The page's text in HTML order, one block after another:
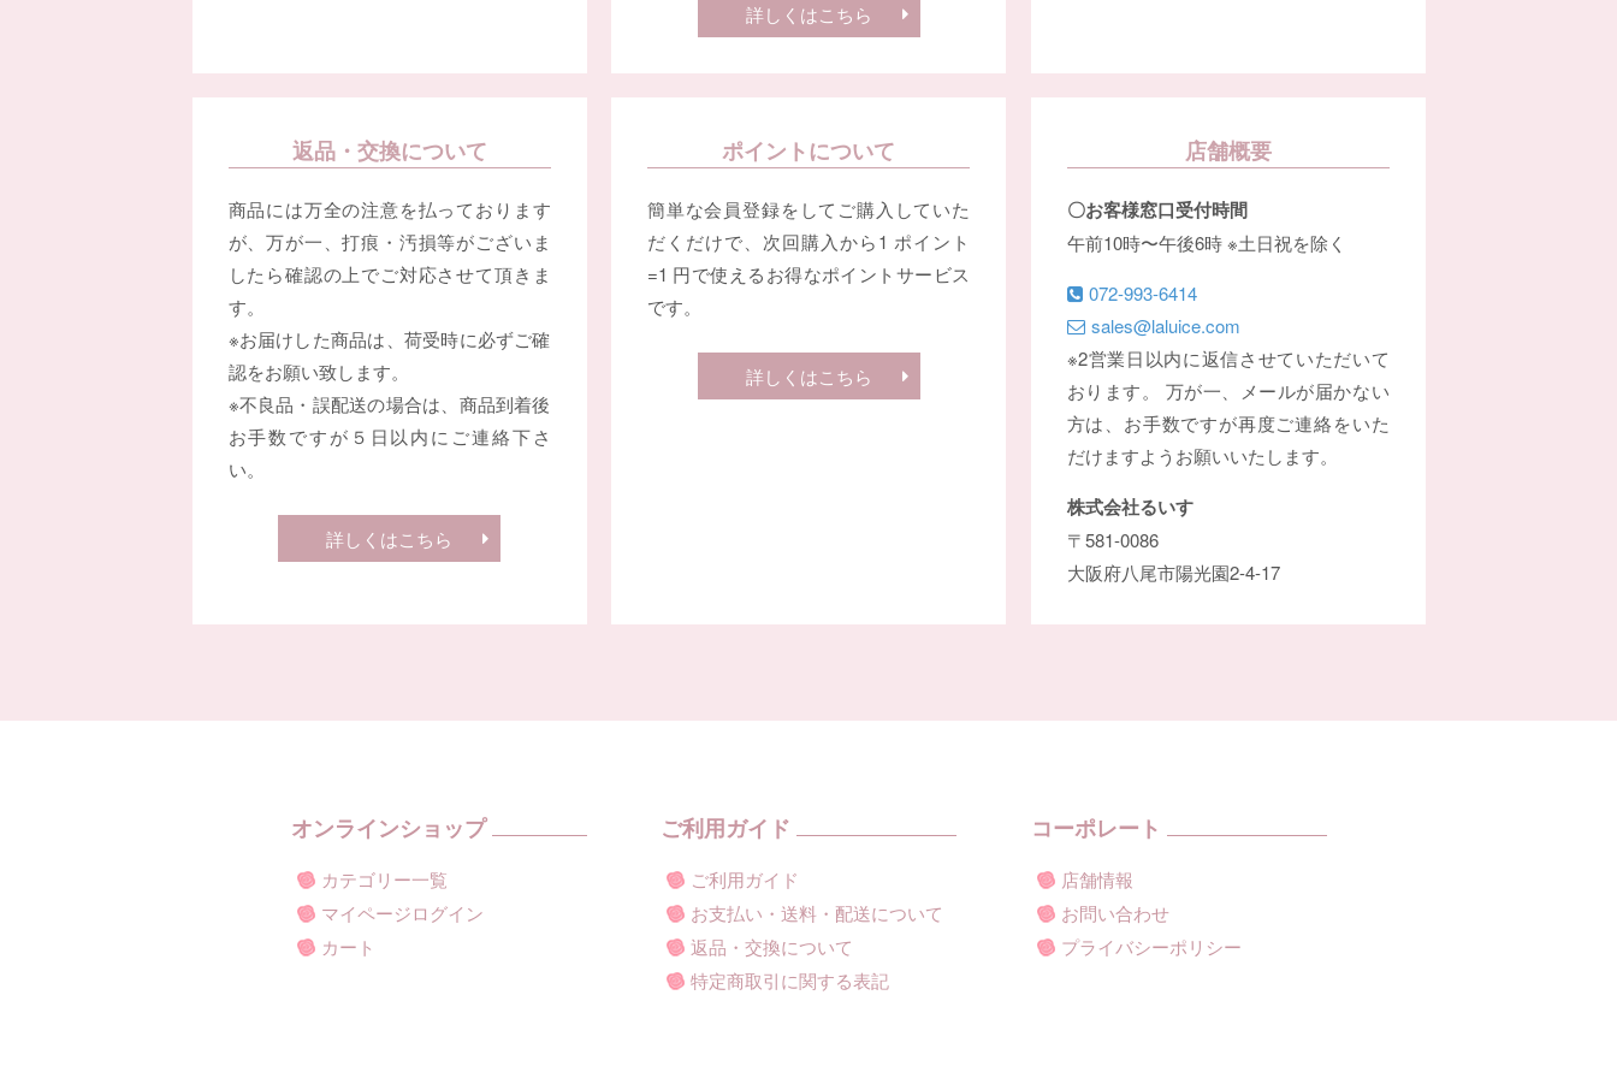
詳しくはこちら
返品・交換について
商品には万全の注意を払っております
が、万が一、打痕・汚損等がございま
したら確認の上でご対応させて頂きま
す。
※お届けした商品は、荷受時に必ずご確
認をお願い致します。
※不良品・誤配送の場合は、商品到着後
お手数ですが５日以内にご連絡下さ
い。
詳しくはこちら
ポイントについて
簡単な会員登録をしてご購入していた
だくだけで、次回購入から1 ポイント
=1 円で使えるお得なポイントサービス
です。
詳しくはこちら
店舗概要
〇お客様窓口受付時間
午前10時〜午後6時 ※土日祝を除く
072-993-6414
sales@laluice.com
※2営業日以内に返信させていただいて
おります。 万が一、メールが届かない
方は、お手数ですが再度ご連絡をいた
だけますようお願いいたします。
株式会社るいす
〒581-0086
大阪府八尾市陽光園2-4-17
オンラインショップ
カテゴリー一覧
マイページログイン
カート
ご利用ガイド
ご利用ガイド
お支払い・送料・配送について
返品・交換について
特定商取引に関する表記
コーポレート
店舗情報
お問い合わせ
プライバシーポリシー